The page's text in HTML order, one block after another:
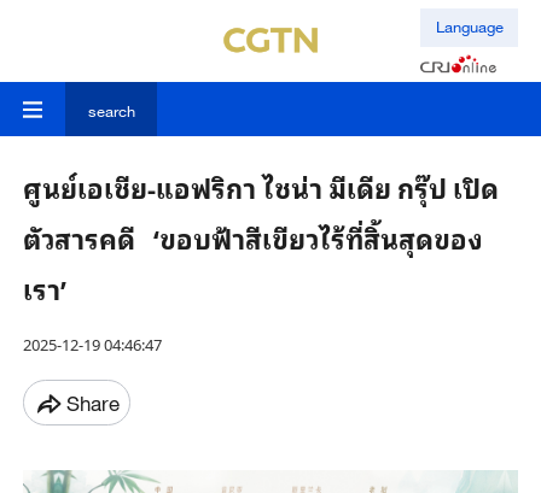
Language
search
ศูนย์เอเชีย-แอฟริกา ไชน่า มีเดีย กรุ๊ป เปิด
ตัวสารคดี ‘ขอบฟ้าสีเขียวไร้ที่สิ้นสุดของ
เรา’
2025-12-19 04:46:47
Share